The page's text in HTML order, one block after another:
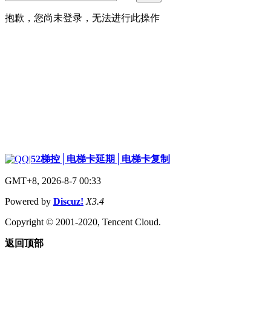
抱歉，您尚未登录，无法进行此操作
|52梯控│电梯卡延期│电梯卡复制
GMT+8, 2026-8-7 00:33
Powered by Discuz! X3.4
Copyright © 2001-2020, Tencent Cloud.
返回顶部